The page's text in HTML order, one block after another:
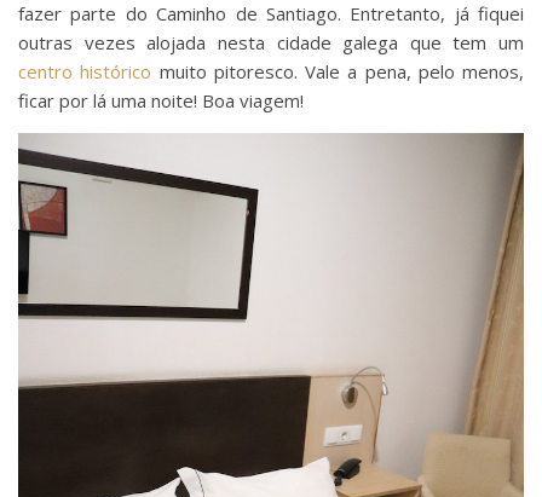
fazer parte do Caminho de Santiago. Entretanto, já fiquei
outras vezes alojada nesta cidade galega que tem um
centro histórico muito pitoresco. Vale a pena, pelo menos,
ficar por lá uma noite! Boa viagem!